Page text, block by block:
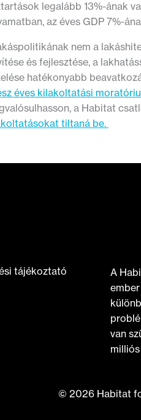
legalább 13%-ának
az éves GDP 7%-
nem a
és fejlesztése, a
hatékonyabb
éves kilakoltatási
a Habitat
tiltaná be.
tájékoztató
A
van
© 2026 Habitat